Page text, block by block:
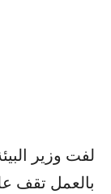
لفت وزير
بالعمل تقف